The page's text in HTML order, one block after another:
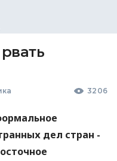
3206
дел стран -